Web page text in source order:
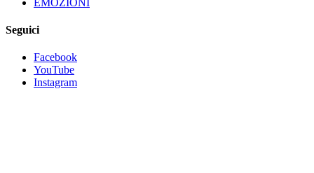
Seguici
Facebook
YouTube
Instagram